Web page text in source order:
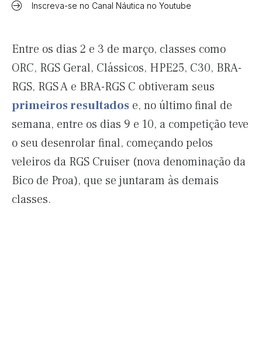
Inscreva-se no Canal Náutica no Youtube
Entre os dias 2 e 3 de março, classes como
ORC, RGS Geral, Clássicos, HPE25, C30, BRA-
RGS, RGS A e BRA-RGS C obtiveram seus
primeiros resultados e, no último final de
semana, entre os dias 9 e 10, a competição teve
o seu desenrolar final, começando pelos
veleiros da RGS Cruiser (nova denominação da
Bico de Proa), que se juntaram às demais
classes.